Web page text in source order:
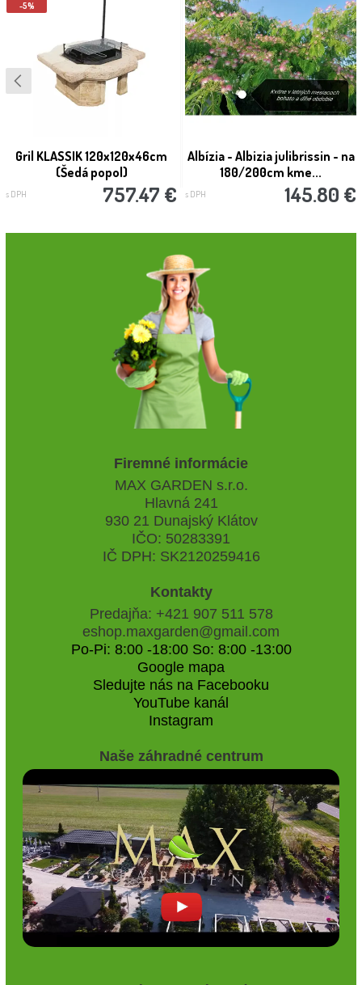
-5%
Gril KLASSIK 120x120x46cm
(Šedá popol)
s DPH 757.47 €
Albízia - Albizia julibrissin - na
180/200cm kme...
s DPH 145.80 €
Firemné informácie
MAX GARDEN s.r.o.
Hlavná 241
930 21 Dunajský Klátov
IČO: 50283391
IČ DPH: SK2120259416
Kontakty
Predajňa: +421 907 511 578
eshop.maxgarden@gmail.com
Po-Pi: 8:00 -18:00 So: 8:00 -13:00
Google mapa
Sledujte nás na Facebooku
YouTube kanál
Instagram
Naše záhradné centrum